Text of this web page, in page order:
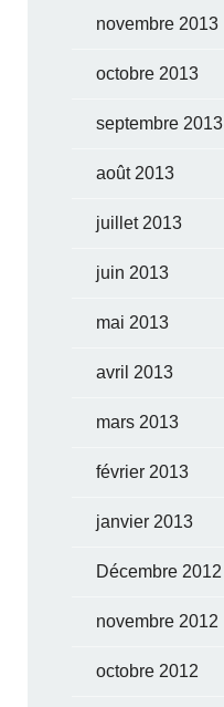
novembre 2013
octobre 2013
septembre 2013
août 2013
juillet 2013
juin 2013
mai 2013
avril 2013
mars 2013
février 2013
janvier 2013
Décembre 2012
novembre 2012
octobre 2012